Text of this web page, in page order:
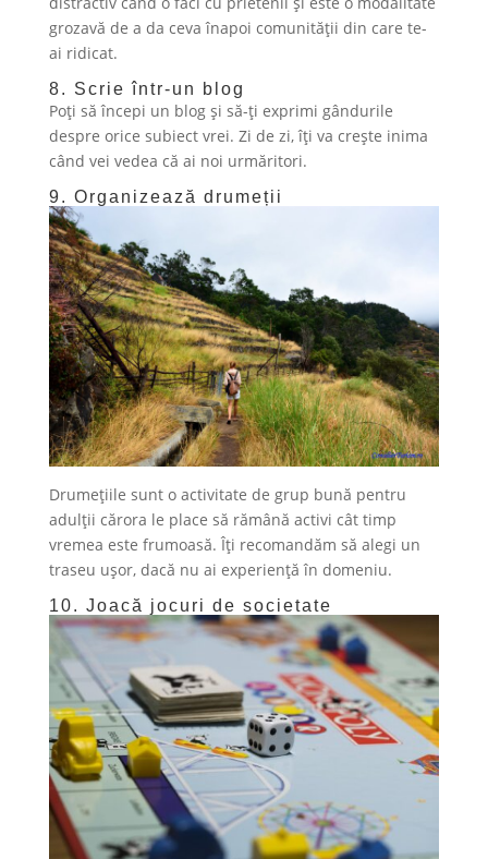
grozavă de a da ceva înapoi comunității din care te-
ai ridicat.
8. Scrie într-un blog
Poți să începi un blog și să-ți exprimi gândurile
despre orice subiect vrei. Zi de zi, îți va crește inima
când vei vedea că ai noi urmăritori.
9. Organizează drumeții
Drumețiile sunt o activitate de grup bună pentru
adulții cărora le place să rămână activi cât timp
vremea este frumoasă. Îți recomandăm să alegi un
traseu ușor, dacă nu ai experiență în domeniu.
10. Joacă jocuri de societate